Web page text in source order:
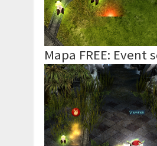
Mapa FREE: Event